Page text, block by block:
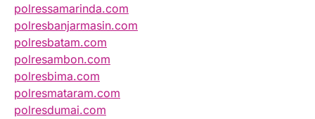
polressamarinda.com
polresbanjarmasin.com
polresbatam.com
polresambon.com
polresbima.com
polresmataram.com
polresdumai.com